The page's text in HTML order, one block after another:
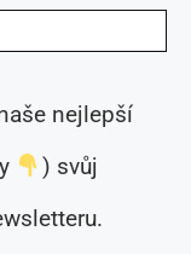
nejlepší
) svůj